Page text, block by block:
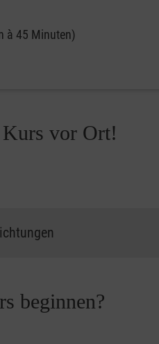
à 45 Minuten)
vor Ort!
beginnen?